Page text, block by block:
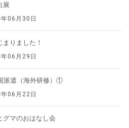
展
06月30日
まりました！
06月29日
派遣（海外研修）①
06月22日
グマのおはなし会